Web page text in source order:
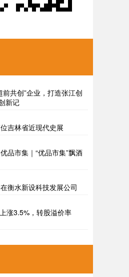
共创”企业，打造张江创
新记
吉林省近现代史展
品市集｜“优品市集”飘酒
衡水新设科技发展公司
涨3.5%，转股溢价率